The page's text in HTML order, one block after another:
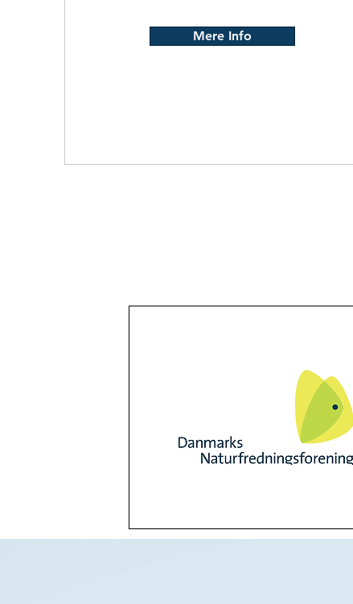
Mere Info